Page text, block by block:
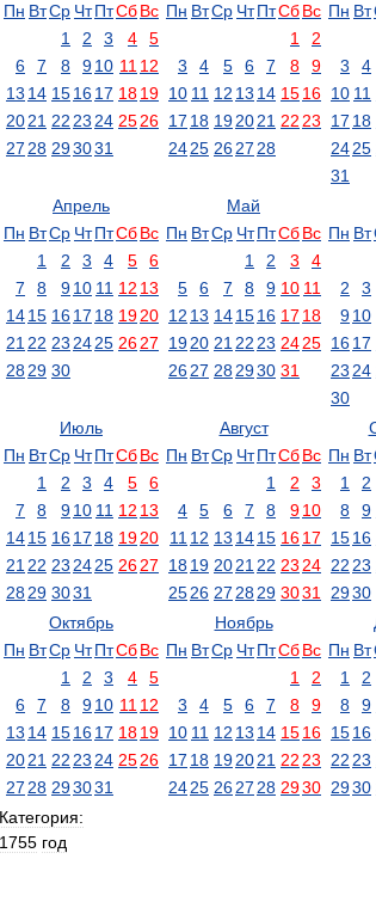
Пн ВтСр ЧтПтСбВс
1
2 3 4
5
6
7 8 910 11 12
13 14 151617 1819
2021 22 23 24 2526
27 28 293031
Пн ВтСр ЧтПтСбВс
1
2
3
4 5 6 7 8
9
10 11 12 13 14 1516
17 18 192021 22 23
2425 2627 28
Пн Вт
3
4
10 11
17 18
2425
31
Апрель
Пн ВтСр ЧтПтСбВс
1
2 3 4 5
6
7
8 910 11 12 13
1415 1617 18 1920
21 22 23 2425 2627
2829 30
Май
Пн ВтСр ЧтПтСбВс
1
2 3
4
5
6 7 8 9 10 11
12 13 141516 17 18
1920 21 22 23 2425
2627 282930 31
Пн Вт
2
3
910
1617
23 24
30
Июль
Пн ВтСр ЧтПтСбВс
1
2 3 4 5
6
7
8 910 11 12 13
1415 1617 18 1920
21 22 23 2425 2627
2829 3031
Август
Пн ВтСр ЧтПтСбВс
1
2
3
4
5 6 7 8 910
11 12 13 1415 1617
1819 2021 22 23 24
2526 27 2829 3031
Пн Вт
1
2
8
9
1516
22 23
2930
Октябрь
Пн ВтСр ЧтПтСбВс
1
2 3 4
5
6
7 8 910 11 12
13 14 151617 1819
2021 22 23 24 2526
27 28 293031
Ноябрь
Пн ВтСр ЧтПтСбВс
1
2
3
4 5 6 7 8
9
10 11 12 13 14 1516
17 18 192021 22 23
2425 2627 28 2930
Пн Вт
1
2
8
9
1516
22 23
2930
Категория:
1755 год